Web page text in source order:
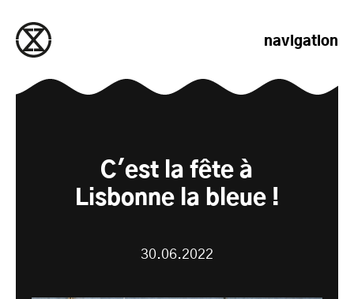
navigation
C'est la fête à
Lisbonne la bleue !
30.06.2022